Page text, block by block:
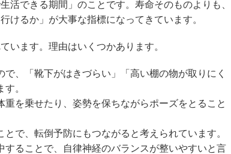
活できる期間」のことです。寿命そのものよりも、
けるか」が大事な指標になってきています。
います。理由はいくつかあります。
、「靴下がはきづらい」「高い棚の物が取りにく
。
重を乗せたり、姿勢を保ちながらポーズをとること
で、転倒予防にもつながると考えられています。
することで、自律神経のバランスが整いやすいと言